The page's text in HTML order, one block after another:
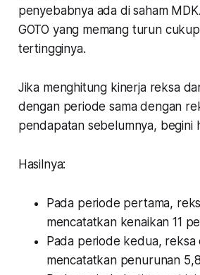
penyebabnya ada di saham
GOTO yang memang turun
tertingginya.
Jika menghitung kinerja reksa
dengan periode sama dengan
pendapatan sebelumnya, begini
Hasilnya:
Pada periode pertama,
mencatatkan kenaikan 11
Pada periode kedua, reksa
mencatatkan penurunan